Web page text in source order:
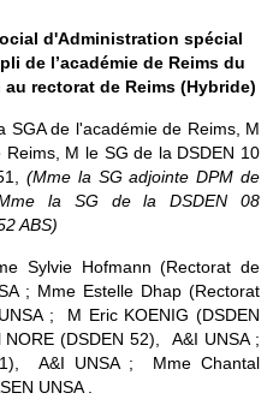
d'Administration spécial
de l’académie de Reims du
au rectorat de Reims (Hybride)
SGA de l'académie de Reims, M
Reims, M le SG de la DSDEN 10
(Mme la SG adjointe DPM de
la SG de la DSDEN 08
ABS)
Sylvie Hofmann (Rectorat de
; Mme Estelle Dhap (Rectorat
; M Eric KOENIG (DSDEN
(DSDEN 52), A&I UNSA ;
A&I UNSA ; Mme Chantal
UNSA .